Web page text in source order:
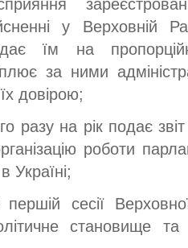
у Верховній
їм на
за ними
довірою;
разу на рік подає
роботи
Україні;
сесії
становище